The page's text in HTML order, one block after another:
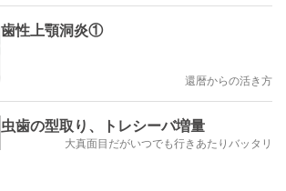
歯性上顎洞炎①
還暦からの活き方
虫歯の型取り、トレシーバ増量
大真面目だがいつでも行きあたりバッタリ